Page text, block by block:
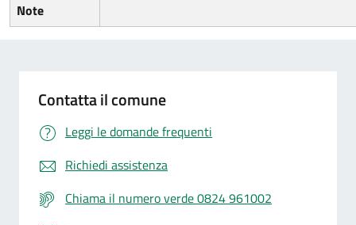
Note
Contatta il comune
Leggi le domande frequenti
Richiedi assistenza
Chiama il numero verde 0824 961002